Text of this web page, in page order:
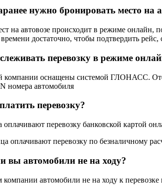
нужно бронировать место на
на автовозе происходит в режиме онлайн,
достаточно, чтобы подтвердить
перевозку в режиме
компании оснащены системой ГЛОНАСС.
номера автомобиля
перевозку?
перевозку банковской картой
оплачивают перевозку по безналичному
вы автомобили не на ходу?
компании автомобили не на ходу к